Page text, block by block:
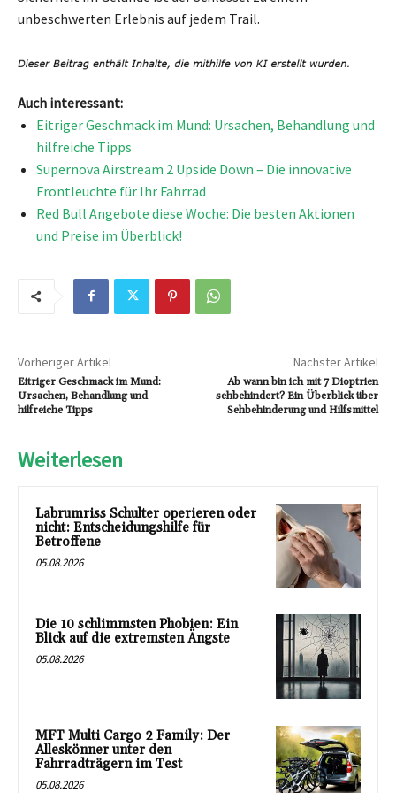
unbeschwerten Erlebnis auf jedem Trail.
Auch interessant:
Eitriger Geschmack im Mund: Ursachen, Behandlung und
hilfreiche Tipps
Supernova Airstream 2 Upside Down – Die innovative
Frontleuchte für Ihr Fahrrad
Red Bull Angebote diese Woche: Die besten Aktionen
und Preise im Überblick!
Vorheriger Artikel
Eitriger Geschmack im Mund:
Ursachen, Behandlung und
hilfreiche Tipps
Nächster Artikel
Ab wann bin ich mit 7 Dioptrien
sehbehindert? Ein Überblick über
Sehbehinderung und Hilfsmittel
Weiterlesen
Labrumriss Schulter operieren oder
nicht: Entscheidungshilfe für
Betroffene
05.08.2026
Die 10 schlimmsten Phobien: Ein
Blick auf die extremsten Ängste
05.08.2026
MFT Multi Cargo 2 Family: Der
Alleskönner unter den
Fahrradträgern im Test
05.08.2026